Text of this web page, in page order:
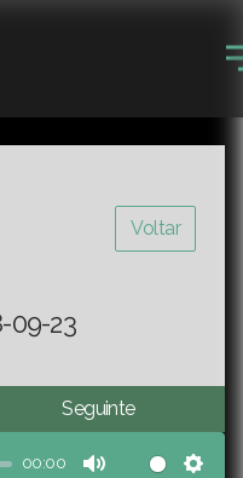
Voltar
09-23
Seguinte
00:00